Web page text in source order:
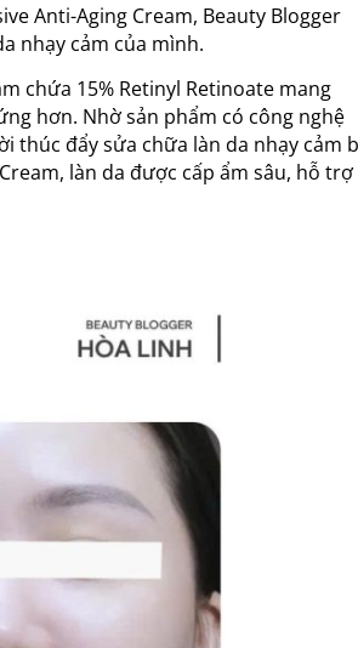
Anti-Aging Cream, Beauty Blogger
nhạy cảm của mình.
chứa 15% Retinyl Retinoate mang
hơn. Nhờ sản phẩm có công nghệ
thúc đẩy sửa chữa làn da nhạy cảm
làn da được cấp ẩm sâu, hỗ trợ